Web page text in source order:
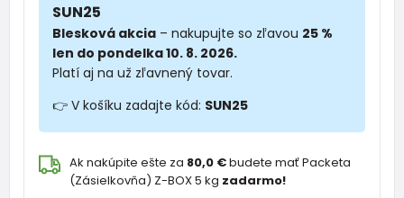
SUN25
Blesková akcia – nakupujte so zľavou 25 %
len do pondelka 10. 8. 2026.
Platí aj na už zľavnený tovar.
👉 V košíku zadajte kód: SUN25
Ak nakúpite ešte za 80,0 €budete mať Packeta
(Zásielkovňa) Z-BOX 5 kg zadarmo!